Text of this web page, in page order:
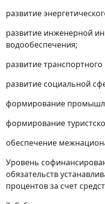
развитие
развитие инженерной
водообеспечения;
развитие транспортного
развитие социальной
формирование
формирование
обеспечение
Уровень
обязательств
процентов за счет